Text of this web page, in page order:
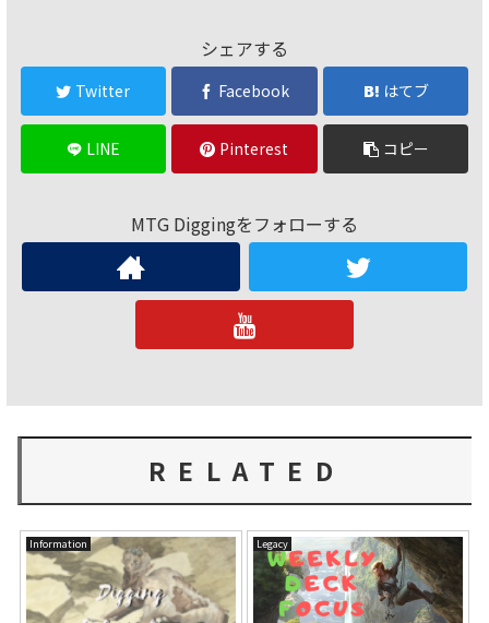
シェアする
Twitter Facebook はてブ
LINE Pinterest コピー
MTG Diggingをフォローする
RELATED
Information Legacy